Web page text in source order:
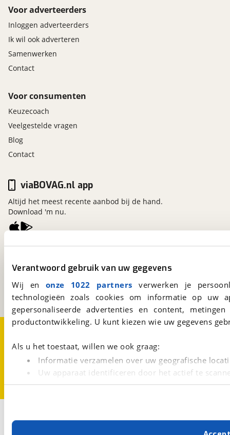
Verantwoord gebruik van uw gegevens
Wij en onze 1022 partners verwerken je
technologieën zoals cookies om informatie op
gepersonaliseerde advertenties en content,
productontwikkeling. U kunt kiezen wie uw gegevens
Als u het toestaat, willen we ook graag:
Informatie verzamelen over uw geografische
Uw apparaat identificeren door het actief te
Lees meer over hoe uw persoonlijke gegevens worden
Met cookies en vergelijkbare technieken zorgen we
Voor adverteerders
Inloggen adverteerders
Ik wil ook adverteren
Samenwerken
Contact
Voor consumenten
Keuzecoach
Veelgestelde vragen
Blog
Contact
Kosterijland15
3981 AJ Bunnik
Een initiatief van
BOVAG
viaBOVAG.nl app
Altijd het meest recente aanbod bij de hand.
Download 'm nu.
Over viaBOVAG.nlDisclaimer- en Privacyverklaring